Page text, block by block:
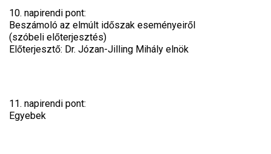
10. napirendi pont:
Beszámoló az elmúlt időszak eseményeiről
(szóbeli előterjesztés)
Előterjesztő: Dr. Józan-Jilling Mihály elnök
11. napirendi pont:
Egyebek